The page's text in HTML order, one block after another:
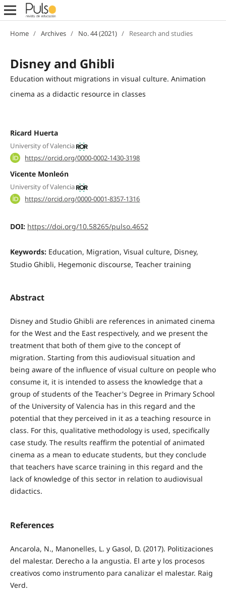
Home / Archives / No. 44 (2021) / Research and studies
Disney and Ghibli
Education without migrations in visual culture. Animation
cinema as a didactic resource in classes
Ricard Huerta
University of Valencia
https://orcid.org/0000-0002-1430-3198
Vicente Monleón
University of Valencia
https://orcid.org/0000-0001-8357-1316
DOI: https://doi.org/10.58265/pulso.4652
Keywords: Education, Migration, Visual culture, Disney,
Studio Ghibli, Hegemonic discourse, Teacher training
Abstract
Disney and Studio Ghibli are references in animated cinema
for the West and the East respectively, and we present the
treatment that both of them give to the concept of
migration. Starting from this audiovisual situation and
being aware of the influence of visual culture on people who
consume it, it is intended to assess the knowledge that a
group of students of the Teacher's Degree in Primary School
of the University of Valencia has in this regard and the
potential that they perceived in it as a teaching resource in
class. For this, qualitative methodology is used, specifically
case study. The results reaffirm the potential of animated
cinema as a mean to educate students, but they conclude
that teachers have scarce training in this regard and the
lack of knowledge of this sector in relation to audiovisual
didactics.
References
Ancarola, N., Manonelles, L. y Gasol, D. (2017). Politizaciones
del malestar. Derecho a la angustia. El arte y los procesos
creativos como instrumento para canalizar el malestar. Raig
Verd.